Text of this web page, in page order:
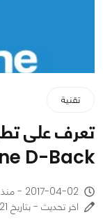
تقنية
تعرف على
D-Back
2017-04-02 - منذ 9 سنوات
اخر تحديث - بتاريخ 2021-07-27